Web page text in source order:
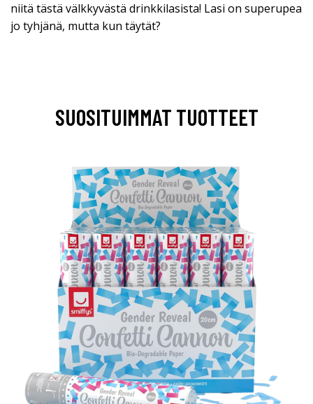
niitä tästä välkkyvästä drinkkilasista! Lasi on superupea
jo tyhjänä, mutta kun täytät?
SUOSITUIMMAT TUOTTEET